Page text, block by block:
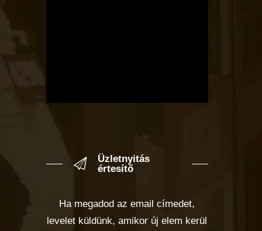
Üzletnyitás
értesítő
Ha megadod az email címedet,
levelet küldünk, amikor új elem kerül